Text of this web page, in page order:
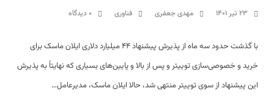
۲۳ تیر ۱۴۰۱ مهدی جعفری فناوری ۰ دیدگاه
با گذشت حدود سه ماه از پذیرش پیشنهاد ۴۴ میلیارد دلاری ایلان ماسک برای
خرید و خصوصی‌سازی توییتر و پس از بالا و پایین‌های بسیاری که نهایتاً به پذیرش
این پیشنهاد از سوی توییتر منتهی شد، حالا ایلان ماسک، مدیرعامل…